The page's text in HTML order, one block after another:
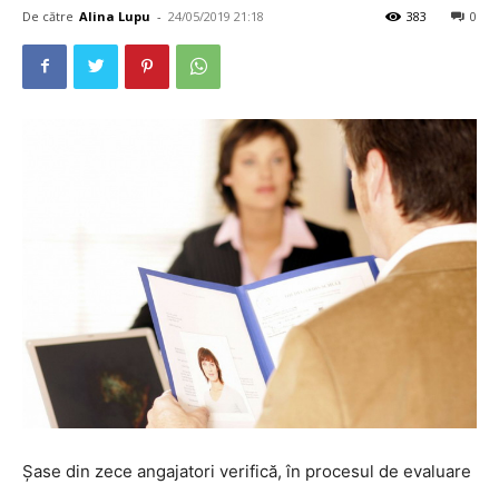
De către Alina Lupu - 24/05/2019 21:18 0
383
Șase din zece angajatori verifică, în procesul de evaluare